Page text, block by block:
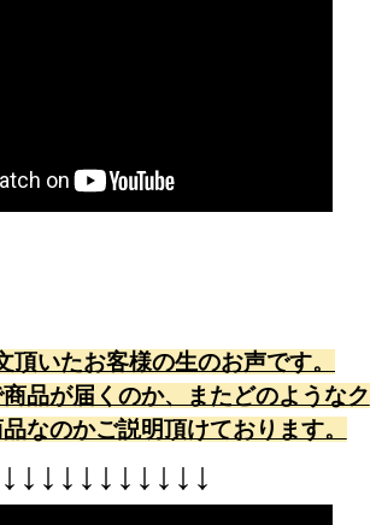
頂いたお客様の生のお声です。
品が届くのか、またどのようなク
なのかご説明頂けております。
↓ ↓ ↓ ↓ ↓ ↓ ↓ ↓ ↓ ↓ ↓